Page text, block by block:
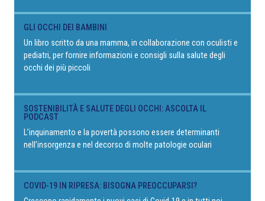
GLI OCCHI DEI BAMBINI
Un libro scritto da una mamma, in collaborazione con oculisti e
pediatri, per fornire informazioni e consigli sulla salute degli
occhi dei più piccoli
SOSTENIBILITÀ E SALUTE DEGLI OCCHI: ASCOLTA IL
PODCAST
L’inquinamento e la povertà possono essere determinanti
nell’insorgenza e nel decorso di molte patologie oculari
COVID-19 IN RIPRESA: BISOGNA PREOCCUPARSI?